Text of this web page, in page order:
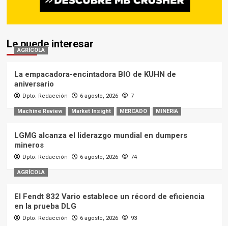
Le puede interesar
AGRÍCOLA
La empacadora-encintadora BIO de KUHN de
aniversario
Dpto. Redacción 6 agosto, 2026 7
Machine Review Market Insight MERCADO MINERIA
LGMG alcanza el liderazgo mundial en dumpers
mineros
Dpto. Redacción 6 agosto, 2026 74
AGRÍCOLA
El Fendt 832 Vario establece un récord de eficiencia
en la prueba DLG
Dpto. Redacción 6 agosto, 2026 93